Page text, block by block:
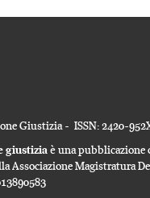
Giustizia - ISSN: 2420-
giustiziaè una pubblicazione
Associazione Magistratura